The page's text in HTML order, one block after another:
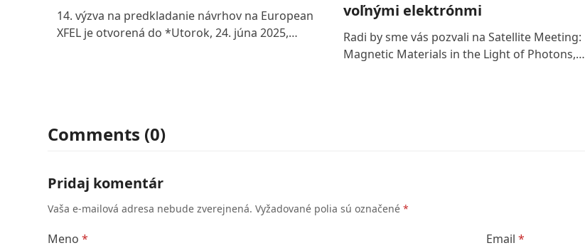
14. výzva na predkladanie návrhov na European
XFEL je otvorená do *Utorok, 24. júna 2025,…
voľnými elektrónmi
Radi by sme vás pozvali na Satellite Meeting:
Magnetic Materials in the Light of Photons,…
Comments (0)
Pridaj komentár
Vaša e-mailová adresa nebude zverejnená. Vyžadované polia sú označené*
Meno* Email*